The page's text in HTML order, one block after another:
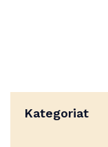
Kategoriat